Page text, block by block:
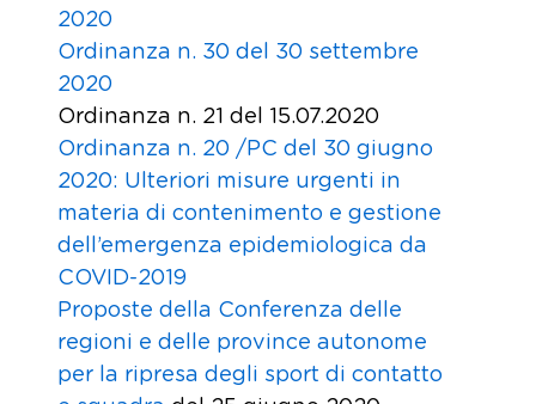
2020
Ordinanza n. 30 del 30 settembre
2020
Ordinanza n. 21 del 15.07.2020
Ordinanza n. 20 /PC del 30 giugno
2020: Ulteriori misure urgenti in
materia di contenimento e gestione
dell’emergenza epidemiologica da
COVID-2019
Proposte della Conferenza delle
regioni e delle province autonome
per la ripresa degli sport di contatto